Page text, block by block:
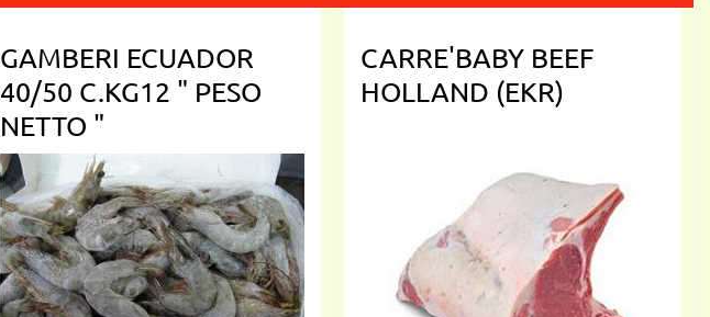
GAMBERI ECUADOR
40/50 C.KG12 " PESO
NETTO "
CARRE'BABY BEEF
HOLLAND (EKR)